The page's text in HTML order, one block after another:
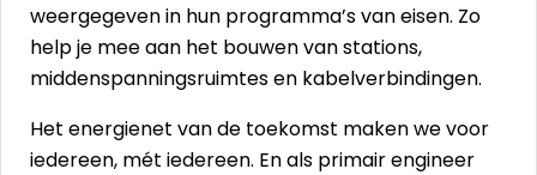
weergegeven in hun programma’s van eisen. Zo
help je mee aan het bouwen van stations,
middenspanningsruimtes en kabelverbindingen.
Het energienet van de toekomst maken we voor
iedereen, mét iedereen. En als primair engineer